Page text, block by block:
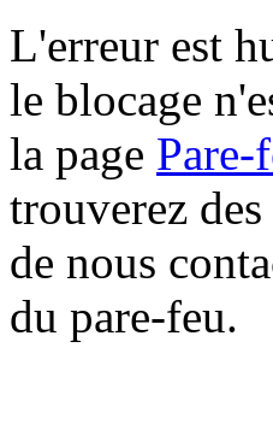
L'erreur est
le blocage
la page Pare-
trouverez
de nous
du pare-feu.